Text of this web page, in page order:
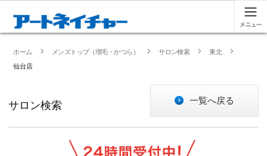
ホーム メンズトップ（増毛・かつら） サロン検索
東北
仙台店
サロン検索 一覧へ戻る